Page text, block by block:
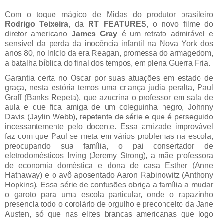
Rodrigo Teixeira, da RT FEATURES, o novo filme do
diretor americano James Gray é um retrato admirável e
sensível da perda da inocência infantil na Nova York dos
anos 80, no início da era Reagan, promessa do armagedom,
a batalha bíblica do final dos tempos, em plena Guerra Fria.
Garantia certa no Oscar por suas atuações em estado de
graça, nesta estória temos uma criança judia peralta, Paul
Graff (Banks Repeta), que azucrina o professor em sala de
aula e que fica amiga de um coleguinha negro, Johnny
Davis (Jaylin Webb), repetente de série e que é perseguido
incessantemente pelo docente. Essa amizade improvável
faz com que Paul se meta em vários problemas na escola,
preocupando sua família, o pai consertador de
eletrodomésticos Irving (Jeremy Strong), a mãe professora
de economia doméstica e dona de casa Esther (Anne
Hathaway) e o avô aposentado Aaron Rabinowitz (Anthony
Hopkins). Essa série de confusões obriga a família a mudar
o garoto para uma escola particular, onde o rapazinho
presencia todo o corolário de orgulho e preconceito da Jane
Austen, só que nas elites brancas americanas que logo